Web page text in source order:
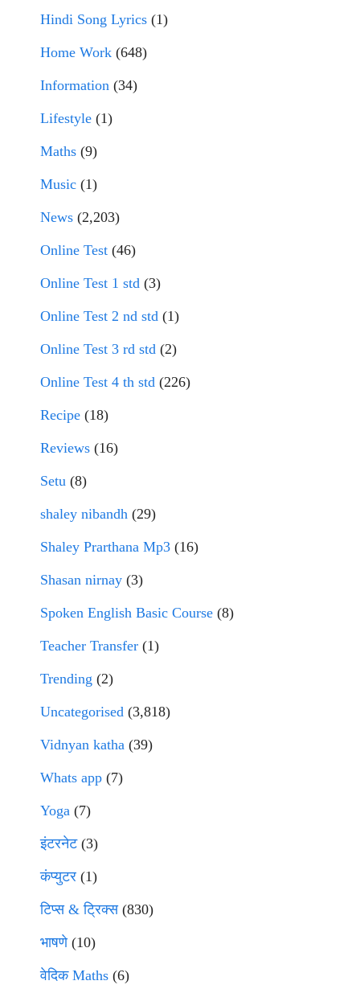
Hindi Song Lyrics (1)
Home Work (648)
Information (34)
Lifestyle (1)
Maths (9)
Music (1)
News (2,203)
Online Test (46)
Online Test 1 std (3)
Online Test 2 nd std (1)
Online Test 3 rd std (2)
Online Test 4 th std (226)
Recipe (18)
Reviews (16)
Setu (8)
shaley nibandh (29)
Shaley Prarthana Mp3 (16)
Shasan nirnay (3)
Spoken English Basic Course (8)
Teacher Transfer (1)
Trending (2)
Uncategorised (3,818)
Vidnyan katha (39)
Whats app (7)
Yoga (7)
इंटरनेट(3)
कंप्युटर (1)
टिप्स & ट्रिक्स(830)
भाषणे(10)
वेदिक Maths (6)